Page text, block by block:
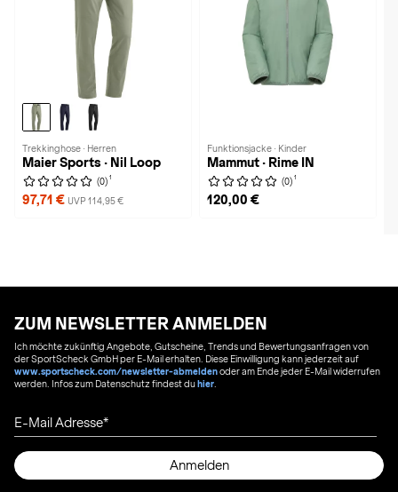
Trekkinghose · Herren
Maier Sports · Nil Loop
(0) 1
97,71 € UVP 114,95 €
Funktionsjacke · Kinder
Mammut · Rime IN
(0) 1
120,00 €
ZUM NEWSLETTER ANMELDEN
Ich möchte zukünftig Angebote, Gutscheine, Trends und Bewertungsanfragen von
der SportScheck GmbH per E-Mail erhalten. Diese Einwilligung kann jederzeit auf
www.sportscheck.com/newsletter-abmeldenoder am Ende jeder E-Mail widerrufen
werden. Infos zum Datenschutz findest duhier
E-Mail Adresse
Anmelden